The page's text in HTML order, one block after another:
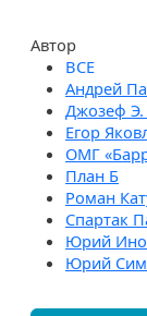
Автор
Андрей
Джозеф
Егор
ОМГ
План Б
Роман
Спартак
Юрий
Юрий